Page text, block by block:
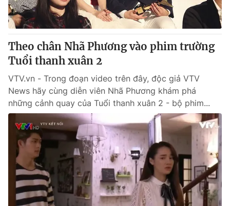
cấp ngày 29/12/2023
Tổng Biên tập:Vũ Thanh Thủy
Phó Tổng Biên tập:Nguyễn Thị Mỹ Hạnh, Phạm Quốc Thắng,
Nguyễn Trọng Ninh
Tổng đài VTV:024.38 355 931 - 024.38 355 932
024.66 897 897
Email: toasoan@vtv.vn
Liên hệ quảng cáo:024-7300.7108
Theo chân Nhã Phương vào phim trường
Tuổi thanh xuân 2
VTV.vn - Trong đoạn video trên đây, độc giả VTV
News hãy cùng diễn viên Nhã Phương khám phá
những cảnh quay của Tuổi thanh xuân 2 - bộ phim...